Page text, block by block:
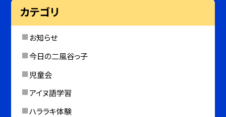
カテゴリ
お知らせ
今日の二風谷っ子
児童会
アイヌ語学習
ハララキ体験